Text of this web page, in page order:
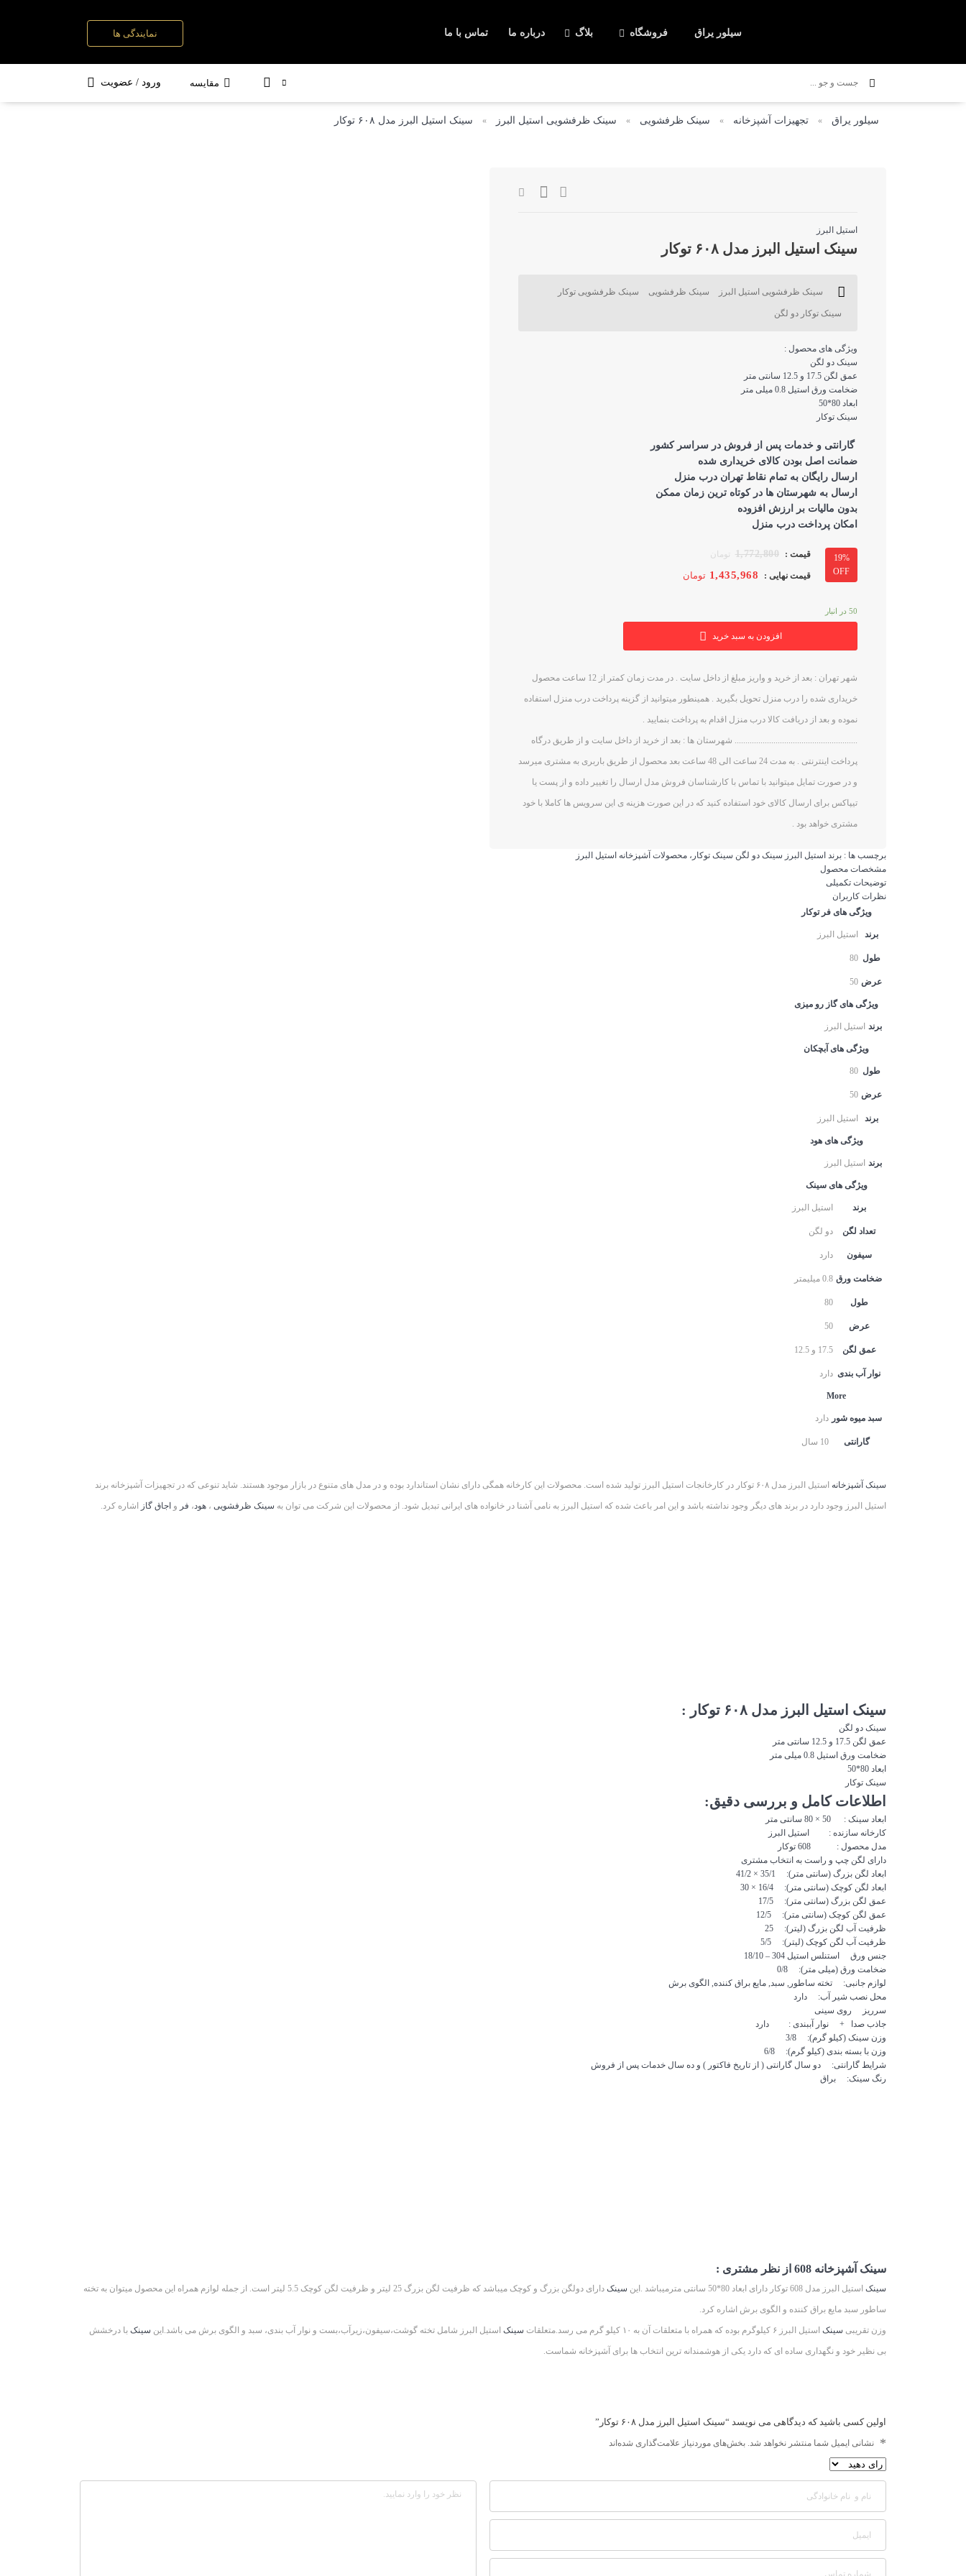
سیلور یراق فروشگاه بلاگ
شیرآلات ساختمانی دکوراسیون آشپزخانه لوازم و تجهیزات آشپزخانه
درباره ما تماس با ما نمایندگی ها
مقایسه ورود / عضویت
سیلور یراق » تجهیزات آشپزخانه » سینک ظرفشویی » سینک ظرفشویی استیل البرز » سینک استیل البرز مدل ۶۰۸ توکار
استیل البرز
سینک استیل البرز مدل ۶۰۸ توکار
سینک ظرفشویی استیل البرز سینک ظرفشویی سینک ظرفشویی توکار
سینک توکار دو لگن
ویژگی های محصول :
سینک دو لگن
عمق لگن 17.5 و 12.5 سانتی متر
ضخامت ورق استیل 0.8 میلی متر
ابعاد 80*50
سینک توکار
گارانتی و خدمات پس از فروش در سراسر کشور
ضمانت اصل بودن کالای خریداری شده
ارسال رایگان به تمام نقاط تهران درب منزل
ارسال به شهرستان ها در کوتاه ترین زمان ممکن
بدون مالیات بر ارزش افزوده
امکان پرداخت درب منزل
19%
OFF
1,772,800 تومان
1,435,968 تومان
50 در انبار
افزودن به سبد خرید
شهر تهران : بعد از خرید و واریز مبلغ از داخل سایت . در مدت زمان کمتر از 12 ساعت محصول
خریداری شده را درب منزل تحویل بگیرید . همینطور میتوانید از گزینه پرداخت درب منزل استفاده
نموده و بعد از دریافت کالا درب منزل اقدام به پرداخت بنمایید .
......................................................... شهرستان ها : بعد از خرید از داخل سایت و از طریق درگاه
پرداخت اینترنتی . به مدت 24 ساعت الی 48 ساعت بعد محصول از طریق باربری به مشتری میرسد
و در صورت تمایل میتوانید با تماس با کارشناسان فروش مدل ارسال را تغییر داده و از پست یا
تیپاکس برای ارسال کالای خود استفاده کنید که در این صورت هزینه ی این سرویس ها کاملا با خود
مشتری خواهد بود .
برچسب ها : برند استیل البرز سینک دو لگن سینک توکار، محصولات آشپزخانه استیل البرز
مشخصات محصول
توضیحات تکمیلی
نظرات کاربران
ویژگی های فر توکار
برند استیل البرز
طول 80
عرض 50
ویژگی های گاز رو میزی
برند استیل البرز
ویژگی های آبچکان
طول 80
عرض 50
برند استیل البرز
ویژگی های هود
برند استیل البرز
ویژگی های سینک
برند استیل البرز
تعداد لگن دو لگن
سیفون دارد
ضخامت ورق 0.8 میلیمتر
طول 80
عرض 50
عمق لگن 17.5 و 12.5
نوار آب بندی دارد
More
سبد میوه شور دارد
گارانتی 10 سال
سینک آشپزخانه استیل البرز مدل ۶۰۸ توکار در کارخانجات استیل البرز تولید شده است. محصولات این کارخانه همگی دارای نشان استاندارد بوده و در مدل های متنوع در بازار موجود هستند. شاید تنوعی که در تجهیزات آشپزخانه برند
استیل البرز وجود دارد در برند های دیگر وجود نداشته باشد و این امر باعث شده که استیل البرز به نامی آشنا در خانواده های ایرانی تبدیل شود. از محصولات این شرکت می توان به سینک ظرفشویی ، هود، فر و اجاق گاز اشاره کرد.
سینک استیل البرز مدل ۶۰۸ توکار :
سینک دو لگن
عمق لگن 17.5 و 12.5 سانتی متر
ضخامت ورق استیل 0.8 میلی متر
ابعاد 80*50
سینک توکار
اطلاعات کامل و بررسی دقیق:
ابعاد سینک : 50 × 80 سانتی متر
کارخانه سازنده : استیل البرز
مدل محصول : 608 توکار
دارای لگن چپ و راست به انتخاب مشتری
ابعاد لگن بزرگ (سانتی متر): 35/1 × 41/2
ابعاد لگن کوچک (سانتی متر): 16/4 × 30
عمق لگن بزرگ (سانتی متر): 17/5
عمق لگن کوچک (سانتی متر): 12/5
ظرفیت آب لگن بزرگ (لیتر): 25
ظرفیت آب لگن کوچک (لیتر): 5/5
جنس ورق استنلس استیل 304 – 18/10
ضخامت ورق (میلی متر): 0/8
لوازم جانبی: تخته ساطور, سبد, مایع براق کننده, الگوی برش
محل نصب شیر آب: دارد
سرریز روی سینی
جاذب صدا + نوار آببندی : دارد
وزن سینک (کیلو گرم): 3/8
وزن با بسته بندی (کیلو گرم): 6/8
شرایط گارانتی: دو سال گارانتی ( از تاریخ فاکتور ) و ده سال خدمات پس از فروش
رنگ سینک: براق
سینک آشپزخانه 608 از نظر مشتری :
سینک استیل البرز مدل 608 توکار دارای ابعاد 80*50 سانتی مترمیباشد .این سینک دارای دولگن بزرگ و کوچک میباشد که ظرفیت لگن بزرگ 25 لیتر و ظرفیت لگن کوچک 5.5 لیتر است. از جمله لوازم همراه این محصول میتوان به تخته
ساطور سبد مایع براق کننده و الگوی برش اشاره کرد.
وزن تقریبی سینک استیل البرز ۶ کیلوگرم بوده که همراه با متعلقات آن به ۱۰ کیلو گرم می رسد.متعلقات سینک استیل البرز شامل تخته گوشت،سیفون،زیرآب،بست و نوار آب بندی، سبد و الگوی برش می باشد.این سینک با درخشش
بی نظیر خود و نگهداری ساده ای که دارد یکی از هوشمندانه ترین انتخاب ها برای آشپزخانه شماست.
اولین کسی باشید که دیدگاهی می نویسد “سینک استیل البرز مدل ۶۰۸ توکار”
نشانی ایمیل شما منتشر نخواهد شد. بخش‌های موردنیاز علامت‌گذاری شده‌اند *